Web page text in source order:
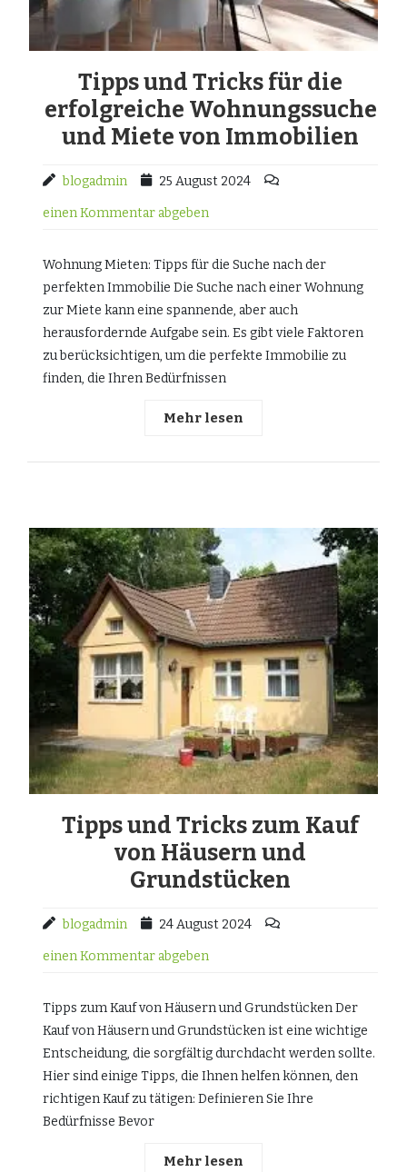
Tipps und Tricks für die
erfolgreiche Wohnungssuche
und Miete von Immobilien
blogadmin 25 August 2024
einen Kommentar abgeben
Wohnung Mieten: Tipps für die Suche nach der
perfekten Immobilie Die Suche nach einer Wohnung
zur Miete kann eine spannende, aber auch
herausfordernde Aufgabe sein. Es gibt viele Faktoren
zu berücksichtigen, um die perfekte Immobilie zu
finden, die Ihren Bedürfnissen
Mehr lesen
Tipps und Tricks zum Kauf
von Häusern und
Grundstücken
blogadmin 24 August 2024
einen Kommentar abgeben
Tipps zum Kauf von Häusern und Grundstücken Der
Kauf von Häusern und Grundstücken ist eine wichtige
Entscheidung, die sorgfältig durchdacht werden sollte.
Hier sind einige Tipps, die Ihnen helfen können, den
richtigen Kauf zu tätigen: Definieren Sie Ihre
Bedürfnisse Bevor
Mehr lesen